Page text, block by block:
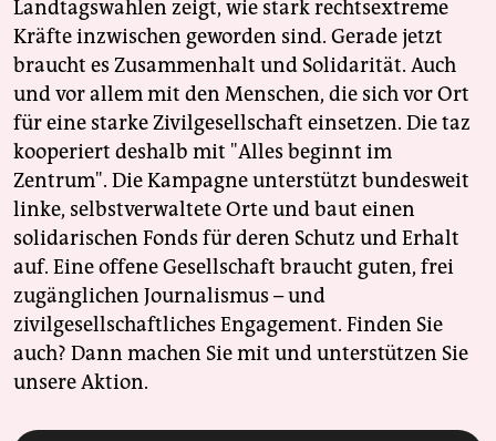
Landtagswahlen zeigt, wie stark rechtsextreme
Kräfte inzwischen geworden sind. Gerade jetzt
braucht es Zusammenhalt und Solidarität. Auch
und vor allem mit den Menschen, die sich vor Ort
für eine starke Zivilgesellschaft einsetzen. Die taz
kooperiert deshalb mit "Alles beginnt im
Zentrum". Die Kampagne unterstützt bundesweit
linke, selbstverwaltete Orte und baut einen
solidarischen Fonds für deren Schutz und Erhalt
auf. Eine offene Gesellschaft braucht guten, frei
zugänglichen Journalismus – und
zivilgesellschaftliches Engagement. Finden Sie
auch? Dann machen Sie mit und unterstützen Sie
unsere Aktion.